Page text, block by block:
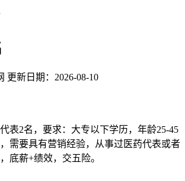
更新日期：2026-08-10
表2名，要求：大专以下学历，年龄25-45
需要具有营销经验，从事过医药代表或者
底薪+绩效，交五险。